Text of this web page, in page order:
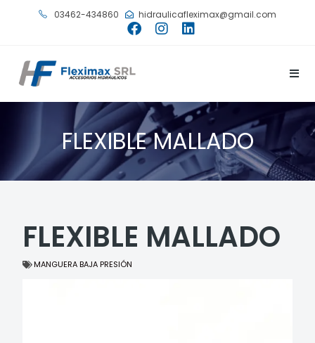
03462-434860 hidraulicafleximax@gmail.com
FLEXIBLE MALLADO
FLEXIBLE MALLADO
MANGUERA BAJA PRESIÓN